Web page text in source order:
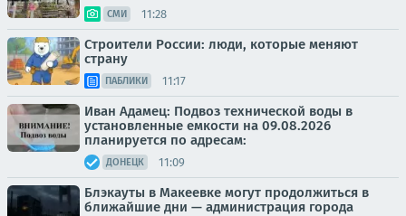
СМИ 11:28
Строители России: люди, которые меняют
страну
ПАБЛИКИ 11:17
Иван Адамец: Подвоз технической воды в
установленные емкости на 09.08.2026
планируется по адресам:
ДОНЕЦК 11:09
Блэкауты в Макеевке могут продолжиться в
ближайшие дни — администрация города